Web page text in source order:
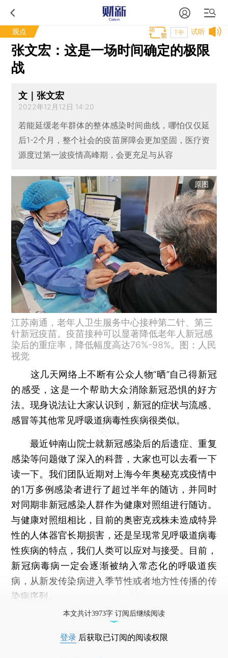
观点 试听
T中
张文宏：这是一场时间确定的极限
战
文｜张文宏
2022年12月12日 14:20
若能延缓老年群体的整体感染时间曲线，哪怕仅仅延
后1-2个月，整个社会的疫苗屏障会更加坚固，医疗资
源度过第一波疫情高峰期，会更充足与从容
原图
江苏南通，老年人卫生服务中心接种第二针、第三
针新冠疫苗。疫苗接种可以显著降低老年人新冠感
染后的重症率，降低幅度高达76%-98%。图：人民
视觉
这几天网络上不断有公众人物“晒”自己得新冠
的感受，这是一个帮助大众消除新冠恐惧的好方
法。现身说法让大家认识到，新冠的症状与流感、
感冒等其他常见呼吸道病毒性疾病很类似。
最近钟南山院士就新冠感染后的后遗症、重复
感染等问题做了深入的科普，大家也可以去看一下
读一下。我们团队近期对上海今年奥秘克戎疫情中
的1万多例感染者进行了超过半年的随访，并同时
对同期非新冠感染人群作为健康对照组进行随访。
与健康对照组相比，目前的奥密克戎株未造成特异
性的人体器官长期损害，还是呈现常见呼吸道病毒
性疾病的特点，我们人类可以应对与接受。目前，
新冠病毒病一定会逐渐被纳入常态化的呼吸道疾
病，从新发传染病进入季节性或者地方性传播的传
染病序列。
本文共计3973字 订阅后继续阅读
登录 后获取已订阅的阅读权限